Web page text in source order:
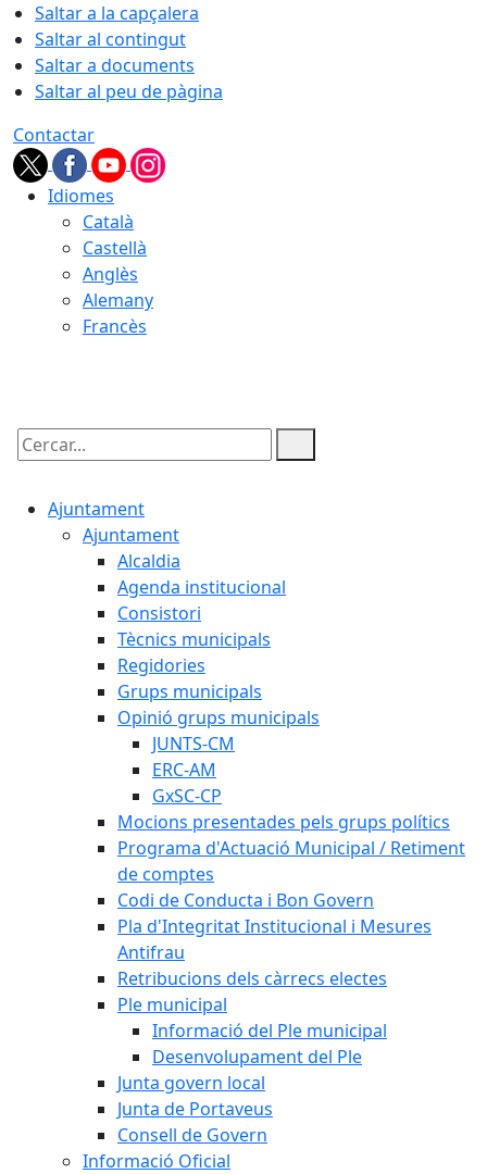
Saltar a la capçalera
Saltar al contingut
Saltar a documents
Saltar al peu de pàgina
Contactar
Idiomes
Català
Castellà
Anglès
Alemany
Francès
Cercar:
Ajuntament
Ajuntament
Alcaldia
Agenda institucional
Consistori
Tècnics municipals
Regidories
Grups municipals
Opinió grups municipals
JUNTS-CM
ERC-AM
GxSC-CP
Mocions presentades pels grups polítics
Programa d'Actuació Municipal / Retiment
de comptes
Codi de Conducta i Bon Govern
Pla d'Integritat Institucional i Mesures
Antifrau
Retribucions dels càrrecs electes
Ple municipal
Informació del Ple municipal
Desenvolupament del Ple
Junta govern local
Junta de Portaveus
Consell de Govern
Informació Oficial